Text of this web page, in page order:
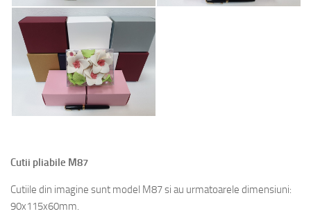
Cutii pliabile M87
Cutiile din imagine sunt model M87 si au urmatoarele dimensiuni:
90x115x60mm.